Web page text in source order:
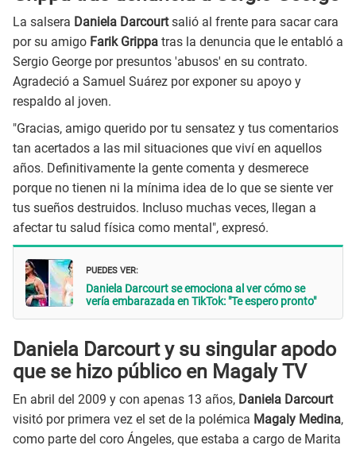
La salsera Daniela Darcourtsalió al frente para sacar cara
por su amigo Farik Grippa tras la denuncia que le entabló a
Sergio George por presuntos 'abusos' en su contrato.
Agradeció a Samuel Suárez por exponer su apoyo y
respaldo al joven.
"Gracias, amigo querido por tu sensatez y tus comentarios
tan acertados a las mil situaciones que viví en aquellos
años. Definitivamente la gente comenta y desmerece
porque no tienen ni la mínima idea de lo que se siente ver
tus sueños destruidos. Incluso muchas veces, llegan a
afectar tu salud física como mental", expresó.
PUEDES VER:
Daniela Darcourt se emociona al ver cómo se
vería embarazada en TikTok: "Te espero pronto"
Daniela Darcourt y su singular apodo
que se hizo público en Magaly TV
En abril del 2009 y con apenas 13 años, Daniela Darcourt
visitó por primera vez el set de la polémica Magaly Medina,
como parte del coro Ángeles, que estaba a cargo de Marita